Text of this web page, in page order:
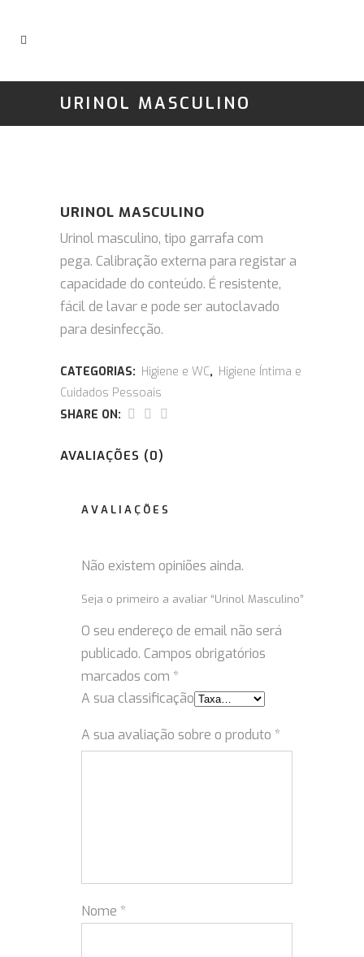
URINOL MASCULINO
URINOL MASCULINO
Urinol masculino, tipo garrafa com
pega. Calibração externa para registar a
capacidade do conteúdo. É resistente,
fácil de lavar e pode ser autoclavado
para desinfecção.
CATEGORIAS: Higiene e WC, Higiene Íntima e
Cuidados Pessoais
SHARE ON:
AVALIAÇÕES (0)
AVALIAÇÕES
Não existem opiniões ainda.
Seja o primeiro a avaliar “Urinol Masculino”
O seu endereço de email não será
publicado. Campos obrigatórios
marcados com *
A sua classificação
A sua avaliação sobre o produto *
Nome *